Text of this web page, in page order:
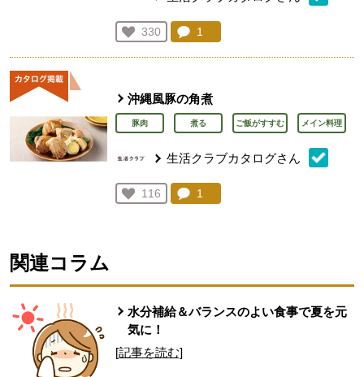
お気に入り登録：
330
人が登録
コメント：
1
沖縄風豚の角煮
豚肉 煮る ご飯がすすむ メイン料理
生活クラブカタログさん
お気に入り登録：
116
人が登録
コメント：
1
関連コラム
水分補給＆バランスのよい食事で夏を元
気に！
[記事を読む]